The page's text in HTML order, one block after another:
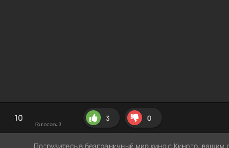
10
Голосов: 3
3 0
Погрузитесь в безграничный мир кино с Киного,